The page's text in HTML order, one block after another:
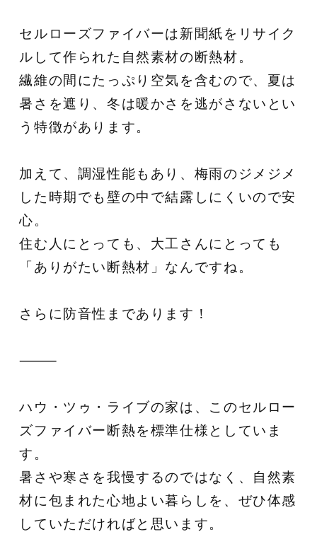
セルローズファイバーは新聞紙をリサイク
ルして作られた自然素材の断熱材。
繊維の間にたっぷり空気を含むので、夏は
暑さを遮り、冬は暖かさを逃がさないとい
う特徴があります。
加えて、調湿性能もあり、梅雨のジメジメ
した時期でも壁の中で結露しにくいので安
心。
住む人にとっても、大工さんにとっても
「ありがたい断熱材」なんですね。
さらに防音性まであります！
⸻
ハウ・ツゥ・ライブの家は、このセルロー
ズファイバー断熱を標準仕様としていま
す。
暑さや寒さを我慢するのではなく、自然素
材に包まれた心地よい暮らしを、ぜひ体感
していただければと思います。